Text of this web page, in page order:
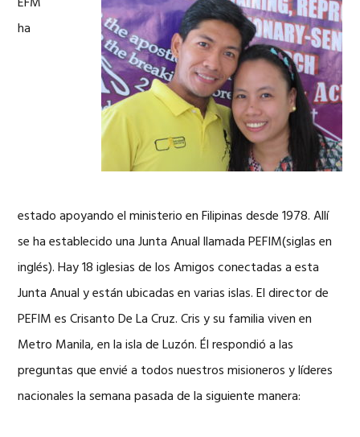
ha
estado apoyando el ministerio en Filipinas desde 1978. Allí
se ha establecido una Junta Anual llamada PEFIM(siglas en
inglés). Hay 18 iglesias de los Amigos conectadas a esta
Junta Anual y están ubicadas en varias islas. El director de
PEFIM es Crisanto De La Cruz. Cris y su familia viven en
Metro Manila, en la isla de Luzón. Él respondió a las
preguntas que envié a todos nuestros misioneros y líderes
nacionales la semana pasada de la siguiente manera: